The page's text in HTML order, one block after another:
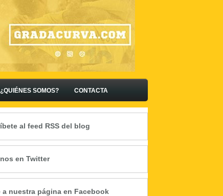
¿QUIÉNES SOMOS? CONTACTA
al feed RSS del blog
en Twitter
a nuestra página en Facebook